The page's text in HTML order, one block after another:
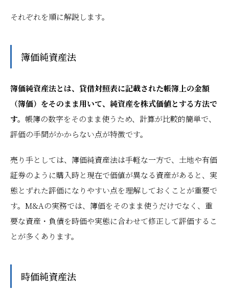
それぞれを順に解説します。
簿価純資産法
簿価純資産法とは、貸借対照表に記載された帳簿上の金額
（簿価）をそのまま用いて、純資産を株式価値とする方法で
す。 帳簿の数字をそのまま使うため、計算が比較的簡単で、
評価の手間がかからない点が特徴です。
売り手としては、簿価純資産法は手軽な一方で、土地や有価
証券のように購入時と現在で価値が異なる資産があると、実
態とずれた評価になりやすい点を理解しておくことが重要で
す。M&Aの実務では、簿価をそのまま使うだけでなく、重
要な資産・負債を時価や実態に合わせて修正して評価するこ
とが多くあります。
時価純資産法